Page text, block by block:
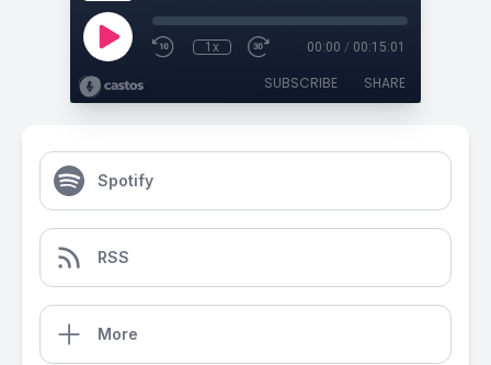
1x 00:00 / 00:15:01
SUBSCRIBE SHARE
Spotify
RSS
More